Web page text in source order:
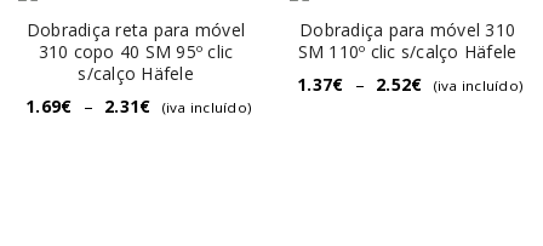
Dobradiça reta para móvel
310 copo 40 SM 95º clic
s/calço Häfele
1.69€ – 2.31€ (iva incluído)
Dobradiça para móvel 310
SM 110º clic s/calço Häfele
1.37€ – 2.52€ (iva incluído)